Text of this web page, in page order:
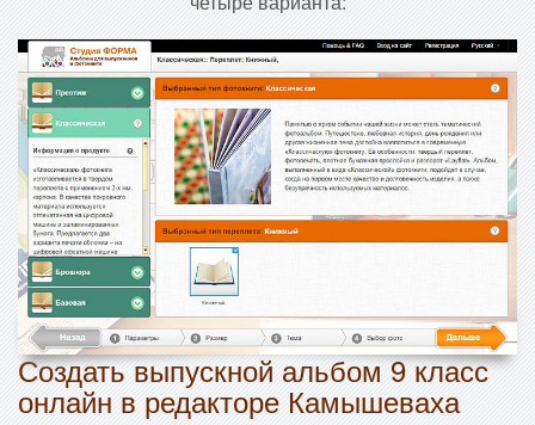
Создать выпускной альбом 9 класс
онлайн в редакторе Камышеваха